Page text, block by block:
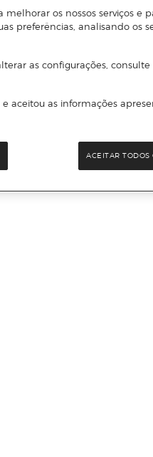
os nossos serviços e
preferências, analisando os
as configurações, consulte
aceitou as informações
ACEITAR TODOS